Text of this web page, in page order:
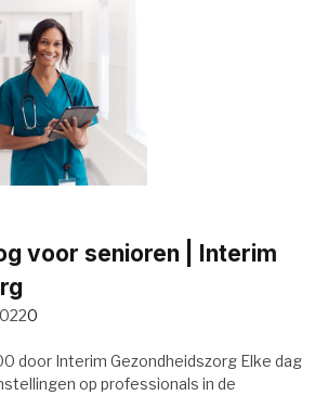
voor senioren | Interim
0
door Interim Gezondheidszorg Elke dag
op professionals in de